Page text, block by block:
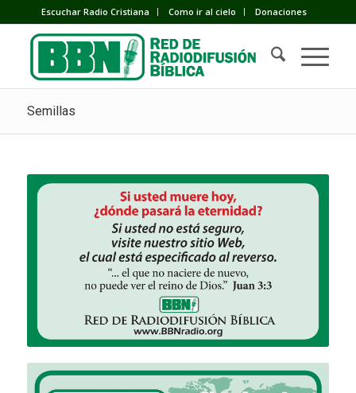
Escuchar Radio Cristiana Como ir al cielo Donaciones
Semillas